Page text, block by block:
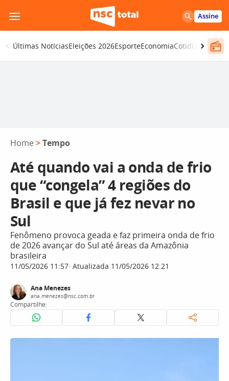
para
o
conteúdo
Assine
Últimas NotíciasEleições 2026EsporteEconomiaCotidiano
Home >Tempo
Até quando vai a onda de frio
que “congela” 4 regiões do
Brasil e que já fez nevar no
Sul
Fenômeno provoca geada e faz primeira onda de frio
de 2026 avançar do Sul até áreas da Amazônia
brasileira
11/05/2026 11:57 Atualizada 11/05/2026 12:21
Ana Menezes
ana.menezes@nsc.com.br
Compartilhe: